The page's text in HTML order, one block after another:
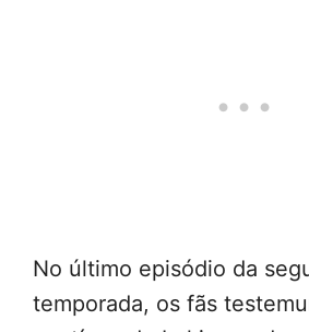
No último episódio da
temporada, os fãs